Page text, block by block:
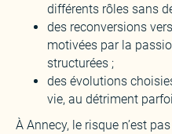
différents rôles sans
des reconversions
motivées par la
structurées ;
des évolutions
vie, au détriment
À Annecy, le risque n’est